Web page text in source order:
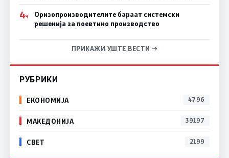
4Ч
Оризопроизводителите бараат системски
решенија за поевтино производство
ПРИКАЖИ УШТЕ ВЕСТИ →
РУБРИКИ
ЕКОНОМИЈА 4796
МАКЕДОНИЈА 39197
СВЕТ 2199